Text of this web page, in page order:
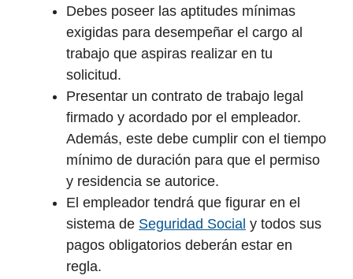
Debes poseer las aptitudes mínimas
exigidas para desempeñar el cargo al
trabajo que aspiras realizar en tu
solicitud.
Presentar un contrato de trabajo legal
firmado y acordado por el empleador.
Además, este debe cumplir con el tiempo
mínimo de duración para que el permiso
y residencia se autorice.
El empleador tendrá que figurar en el
sistema de Seguridad Social y todos sus
pagos obligatorios deberán estar en
regla.